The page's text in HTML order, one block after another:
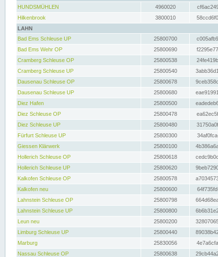
HUNDSMÜHLEN
4960020
Hilkenbrook
3800010
LAHN
Bad Ems Schleuse UP
25800700
Bad Ems Wehr OP
25800690
Cramberg Schleuse OP
25800538
Cramberg Schleuse UP
25800540
Dausenau Schleuse OP
25800678
Dausenau Schleuse UP
25800680
Diez Hafen
25800500
Diez Schleuse OP
25800478
Diez Schleuse UP
25800480
Fürfurt Schleuse UP
25800300
Giessen Klärwerk
25800100
Hollerich Schleuse OP
25800618
Hollerich Schleuse UP
25800620
Kalkofen Schleuse OP
25800578
Kalkofen neu
25800600
Lahnstein Schleuse OP
25800798
Lahnstein Schleuse UP
25800800
Leun neu
25800200
Limburg Schleuse UP
25800440
Marburg
25830056
Nassau Schleuse OP
25800638